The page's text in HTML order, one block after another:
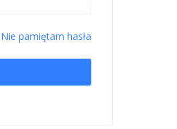
Nie pamiętam hasła